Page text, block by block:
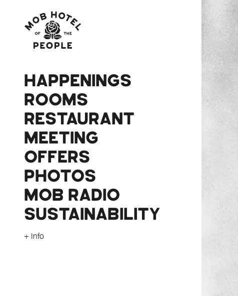
HAPPENINGS
ROOMS
RESTAURANT
MEETING
OFFERS
PHOTOS
MOB RADIO
SUSTAINABILITY
+ Info